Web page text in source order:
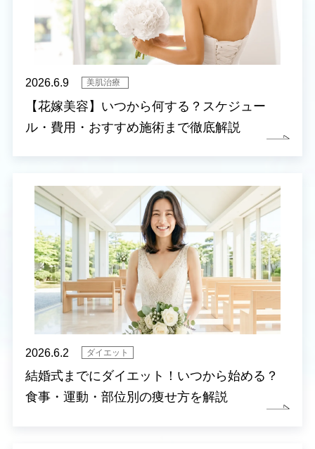
2026.6.9 美肌治療
【花嫁美容】いつから何する？スケジュー
ル・費用・おすすめ施術まで徹底解説
2026.6.2 ダイエット
結婚式までにダイエット！いつから始める？
食事・運動・部位別の痩せ方を解説